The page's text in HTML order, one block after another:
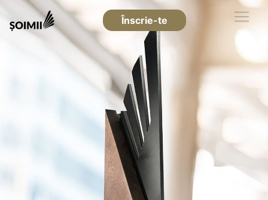
Înscrie-te